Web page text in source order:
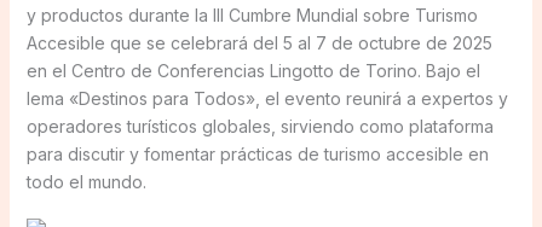
y productos durante la III Cumbre Mundial sobre Turismo
Accesible que se celebrará del 5 al 7 de octubre de 2025
en el Centro de Conferencias Lingotto de Torino. Bajo el
lema «Destinos para Todos», el evento reunirá a expertos y
operadores turísticos globales, sirviendo como plataforma
para discutir y fomentar prácticas de turismo accesible en
todo el mundo.